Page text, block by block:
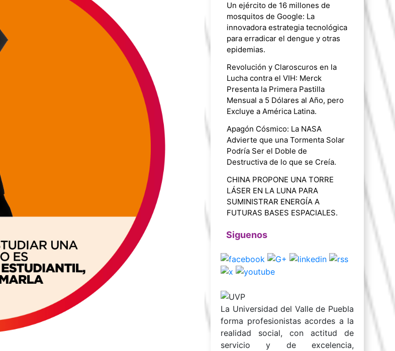
Un ejército de 16 millones de
mosquitos de Google: La
innovadora estrategia tecnológica
para erradicar el dengue y otras
epidemias.
Revolución y Claroscuros en la
Lucha contra el VIH: Merck
Presenta la Primera Pastilla
Mensual a 5 Dólares al Año, pero
Excluye a América Latina.
Apagón Cósmico: La NASA
Advierte que una Tormenta Solar
Podría Ser el Doble de
Destructiva de lo que se Creía.
CHINA PROPONE UNA TORRE
LÁSER EN LA LUNA PARA
SUMINISTRAR ENERGÍA A
FUTURAS BASES ESPACIALES.
Siguenos
La Universidad del Valle de Puebla
forma profesionistas acordes a la
realidad social, con actitud de
servicio y de excelencia,